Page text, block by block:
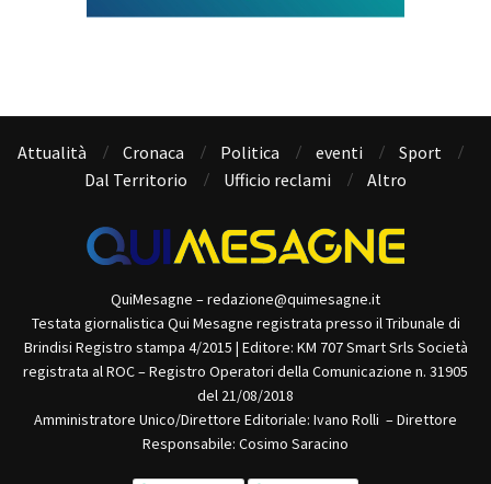
Attualità Cronaca Politica eventi
Sport
Dal Territorio
Ufficio reclami Altro
QuiMesagne – redazione@quimesagne.it
Testata giornalistica Qui Mesagne registrata presso il Tribunale di
Brindisi Registro stampa 4/2015 | Editore: KM 707 Smart Srls Società
registrata al ROC – Registro Operatori della Comunicazione n. 31905
del 21/08/2018
Amministratore Unico/Direttore Editoriale: Ivano Rolli – Direttore
Responsabile: Cosimo Saracino